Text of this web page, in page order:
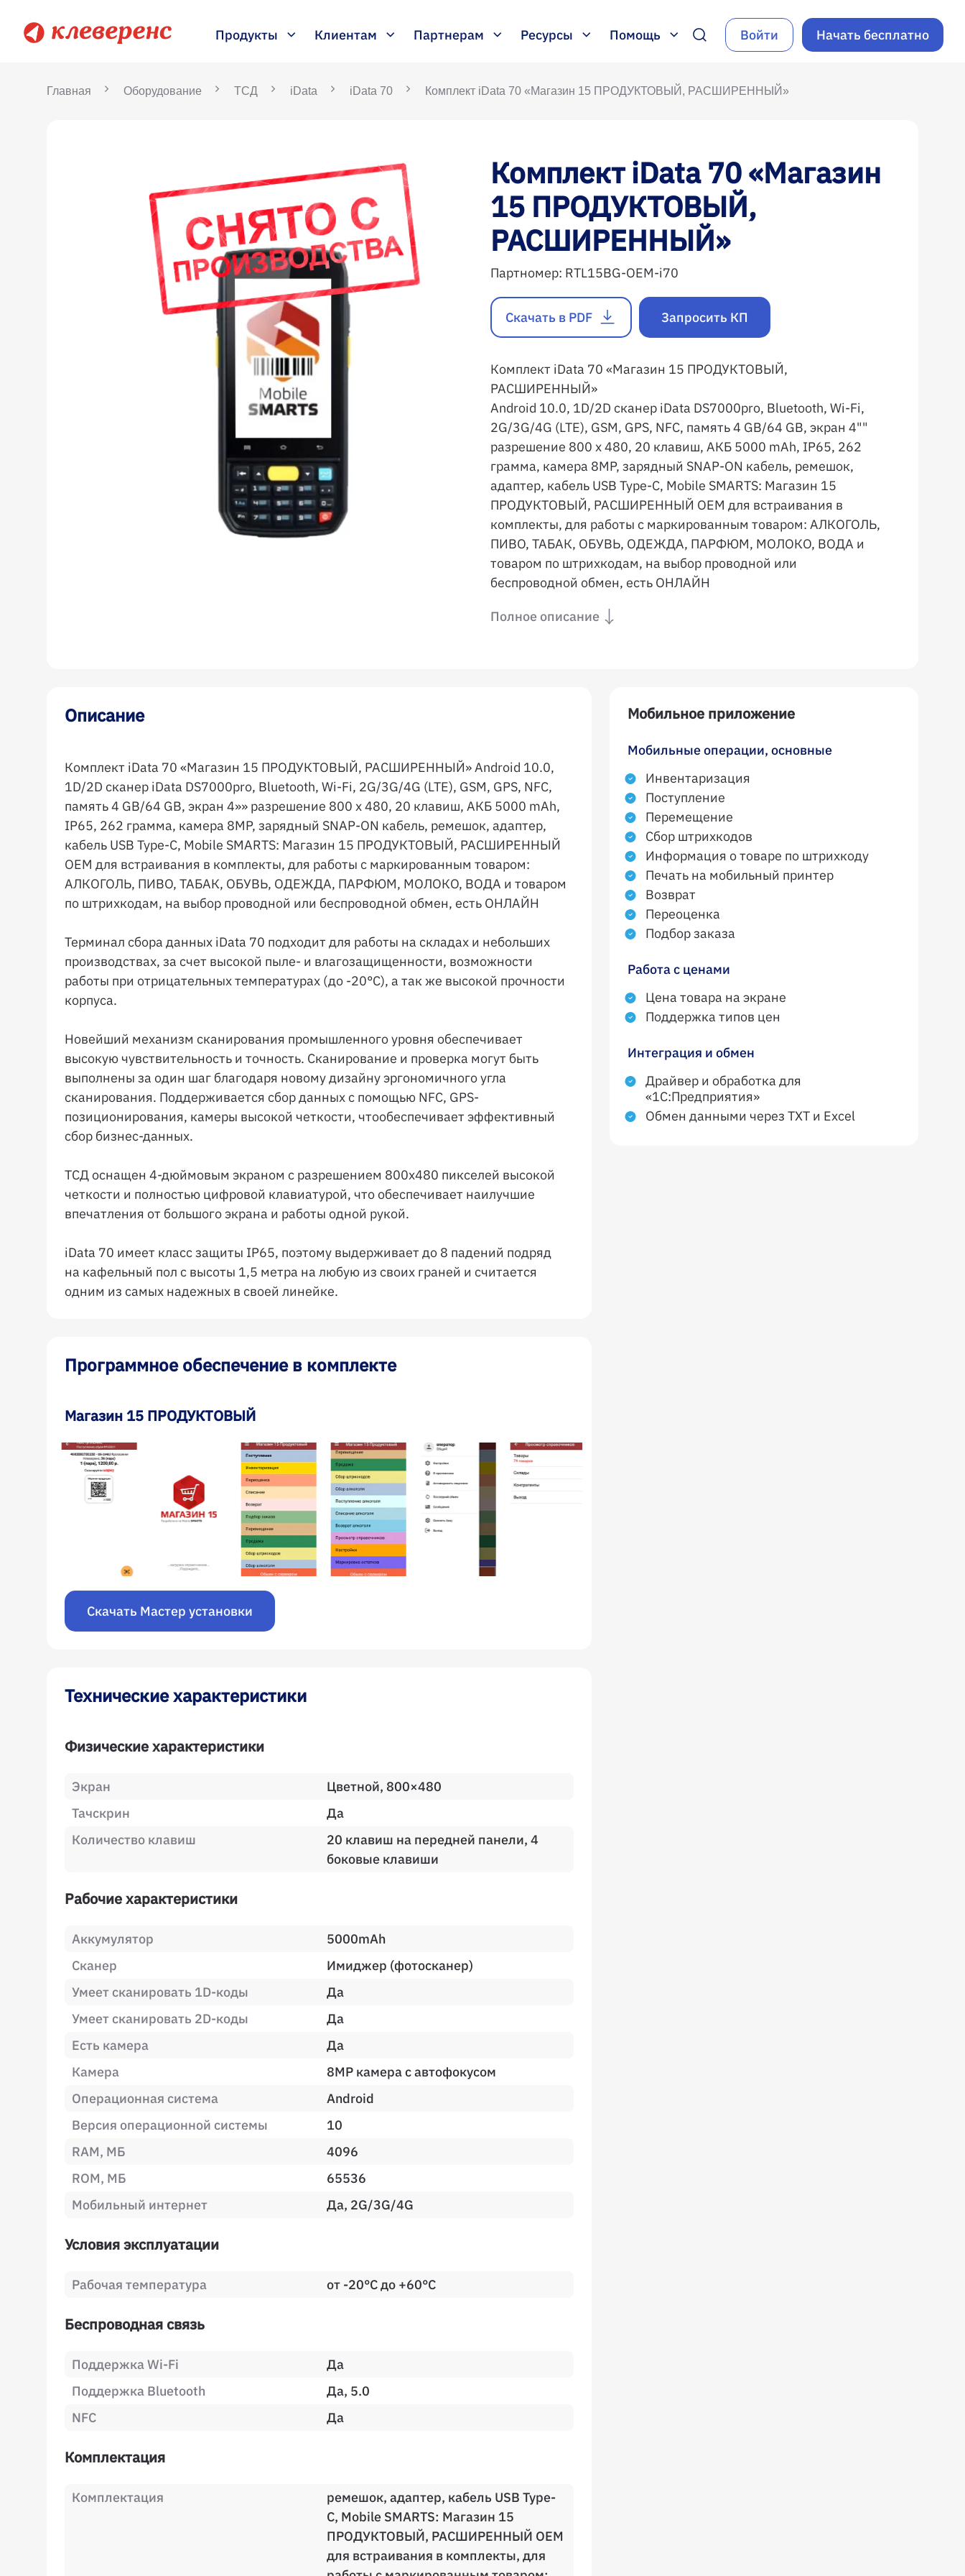
Продукты Клиентам Партнерам Ресурсы Помощь Войти Начать бесплатно
Главная Оборудование ТСД iData iData 70 Комплект iData 70 «Магазин 15 ПРОДУКТОВЫЙ, РАСШИРЕННЫЙ»
Комплект iData 70 «Магазин
15 ПРОДУКТОВЫЙ,
РАСШИРЕННЫЙ»
Партномер: RTL15BG-OEM-i70
Скачать в PDF Запросить КП
Комплект iData 70 «Магазин 15 ПРОДУКТОВЫЙ,
РАСШИРЕННЫЙ»
Android 10.0, 1D/2D сканер iData DS7000pro, Bluetooth, Wi-Fi,
2G/3G/4G (LTE), GSM, GPS, NFC, память 4 GB/64 GB, экран 4""
разрешение 800 х 480, 20 клавиш, АКБ 5000 mAh, IP65, 262
грамма, камера 8MP, зарядный SNAP-ON кабель, ремешок,
адаптер, кабель USB Type-C, Mobile SMARTS: Магазин 15
ПРОДУКТОВЫЙ, РАСШИРЕННЫЙ OEM для встраивания в
комплекты, для работы с маркированным товаром: АЛКОГОЛЬ,
ПИВО, ТАБАК, ОБУВЬ, ОДЕЖДА, ПАРФЮМ, МОЛОКО, ВОДА и
товаром по штрихкодам, на выбор проводной или
беспроводной обмен, есть ОНЛАЙН
Полное описание
Описание
Комплект iData 70 «Магазин 15 ПРОДУКТОВЫЙ, РАСШИРЕННЫЙ» Android 10.0,
1D/2D сканер iData DS7000pro, Bluetooth, Wi-Fi, 2G/3G/4G (LTE), GSM, GPS, NFC,
память 4 GB/64 GB, экран 4»» разрешение 800 х 480, 20 клавиш, АКБ 5000 mAh,
IP65, 262 грамма, камера 8MP, зарядный SNAP-ON кабель, ремешок, адаптер,
кабель USB Type-C, Mobile SMARTS: Магазин 15 ПРОДУКТОВЫЙ, РАСШИРЕННЫЙ
OEM для встраивания в комплекты, для работы с маркированным товаром:
АЛКОГОЛЬ, ПИВО, ТАБАК, ОБУВЬ, ОДЕЖДА, ПАРФЮМ, МОЛОКО, ВОДА и товаром
по штрихкодам, на выбор проводной или беспроводной обмен, есть ОНЛАЙН
Терминал сбора данных iData 70 подходит для работы на складах и небольших
производствах, за счет высокой пыле- и влагозащищенности, возможности
работы при отрицательных температурах (до -20°C), а так же высокой прочности
корпуса.
Новейший механизм сканирования промышленного уровня обеспечивает
высокую чувствительность и точность. Сканирование и проверка могут быть
выполнены за один шаг благодаря новому дизайну эргономичного угла
сканирования. Поддерживается сбор данных с помощью NFC, GPS-
позиционирования, камеры высокой четкости, чтообеспечивает эффективный
сбор бизнес-данных.
ТСД оснащен 4-дюймовым экраном с разрешением 800х480 пикселей высокой
четкости и полностью цифровой клавиатурой, что обеспечивает наилучшие
впечатления от большого экрана и работы одной рукой.
iData 70 имеет класс защиты IP65, поэтому выдерживает до 8 падений подряд
на кафельный пол с высоты 1,5 метра на любую из своих граней и считается
одним из самых надежных в своей линейке.
Программное обеспечение в комплекте
Магазин 15 ПРОДУКТОВЫЙ
Скачать Мастер установки
Технические характеристики
Физические характеристики
Экран
Цветной, 800×480
Тачскрин
Да
Количество клавиш
20 клавиш на передней панели, 4
боковые клавиши
Рабочие характеристики
Аккумулятор
5000mAh
Сканер
Имиджер (фотосканер)
Умеет сканировать 1D-коды
Да
Умеет сканировать 2D-коды
Да
Есть камера
Да
Камера
8MP камера с автофокусом
Операционная система
Android
Версия операционной системы
10
RAM, МБ
4096
ROM, МБ
65536
Мобильный интернет
Да, 2G/3G/4G
Условия эксплуатации
Рабочая температура от -20°C до +60°C
Беспроводная связь
Поддержка Wi-Fi
Да
Поддержка Bluetooth
Да, 5.0
NFC
Да
Комплектация
Комплектация
ремешок, адаптер, кабель USB Type-
C, Mobile SMARTS: Магазин 15
ПРОДУКТОВЫЙ, РАСШИРЕННЫЙ OEM
для встраивания в комплекты, для
Мобильное приложение
Мобильные операции, основные
Инвентаризация
Поступление
Перемещение
Сбор штрихкодов
Информация о товаре по штрихкоду
Печать на мобильный принтер
Возврат
Переоценка
Подбор заказа
Работа с ценами
Цена товара на экране
Поддержка типов цен
Интеграция и обмен
Драйвер и обработка для
«1С:Предприятия»
Обмен данными через TXT и Excel